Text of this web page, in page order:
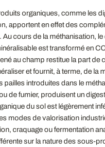
organiques, comme les
apportent en effet des
Au cours de la méthanisation,
est transformé en
au champ restitue la part de
et fournit, à terme, de la
pailles introduites dans le
de fumier, produisent un
du sol est légèrement
modes de valorisation
craquage ou fermentation
sur la nature des sous-